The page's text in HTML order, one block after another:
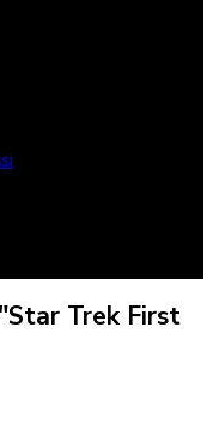
Trek First